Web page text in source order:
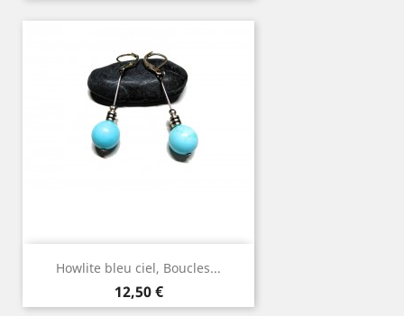
Howlite bleu ciel, Boucles...
Prix
12,50 €